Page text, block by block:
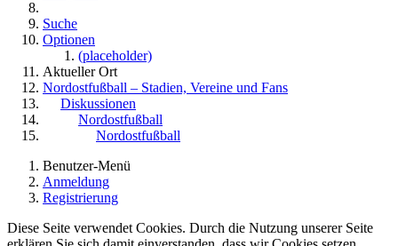
Suche
Optionen
(placeholder)
Aktueller Ort
Nordostfußball – Stadien, Vereine und Fans
Diskussionen
Nordostfußball
Nordostfußball
Benutzer-Menü
Anmeldung
Registrierung
Diese Seite verwendet Cookies. Durch die Nutzung unserer Seite